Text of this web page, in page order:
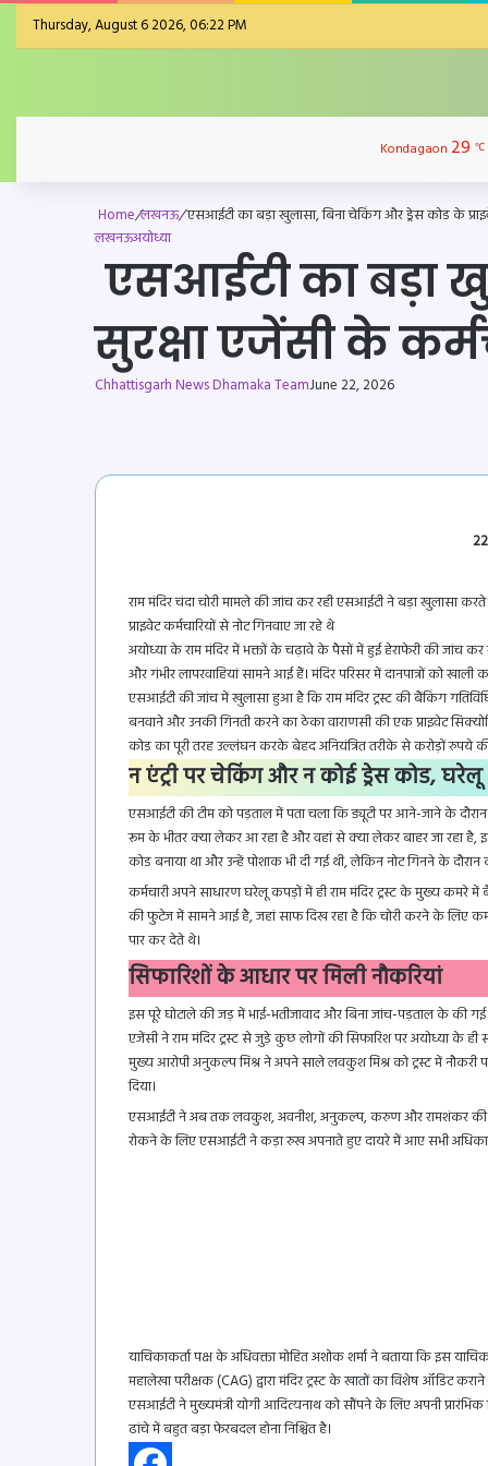
Thursday, August 6 2026, 06:22 PM
Kondagaon 29 ℃
Home/लखनऊ/एसआईटी का बड़ा खुलासा, बिना चेकिंग और ड्रेस कोड के
लखनऊअयोध्या
एसआईटी का बड़ा
सुरक्षा एजेंसी के
Chhattisgarh News Dhamaka TeamJune 22, 2026
राम मंदिर चंदा चोरी मामले की जांच कर रही एसआईटी ने बड़ा खुलासा
प्राइवेट कर्मचारियों से नोट गिनवाए जा रहे थे
अयोध्या के राम मंदिर में भक्तों के चढ़ावे के पैसों में हुई हेराफेरी की जांच
और गंभीर लापरवाहियां सामने आई हैं। मंदिर परिसर में दानपात्रों को
एसआईटी की जांच में खुलासा हुआ है कि राम मंदिर ट्रस्ट की बैंकिंग
बनवाने और उनकी गिनती करने का ठेका वाराणसी की एक प्राइवेट
कोड का पूरी तरह उल्लंघन करके बेहद अनियंत्रित तरीके से करोड़ों रुपये
​न एंट्री पर चेकिंग और न कोई ड्रेस कोड,
एसआईटी की टीम को पड़ताल में पता चला कि ड्यूटी पर आने-जाने के दौरान
रूम के भीतर क्या लेकर आ रहा है और वहां से क्या लेकर बाहर जा रहा है,
कोड बनाया था और उन्हें पोशाक भी दी गई थी, लेकिन नोट गिनने के दौरान
कर्मचारी अपने साधारण घरेलू कपड़ों में ही राम मंदिर ट्रस्ट के मुख्य कमरे
की फुटेज में सामने आई है, जहां साफ दिख रहा है कि चोरी करने के लिए
पार कर देते थे।
सिफारिशों के आधार पर मिली नौकरियां
इस पूरे घोटाले की जड़ में भाई-भतीजावाद और बिना जांच-पड़ताल के की गई
एजेंसी ने राम मंदिर ट्रस्ट से जुड़े कुछ लोगों की सिफारिश पर अयोध्या के
मुख्य आरोपी अनुकल्प मिश्र ने अपने साले लवकुश मिश्र को ट्रस्ट में
दिया।
एसआईटी ने अब तक लवकुश, अवनीश, अनुकल्प, करुण और रामशंकर की
रोकने के लिए एसआईटी ने कड़ा रुख अपनाते हुए दायरे में आए सभी
याचिकाकर्ता पक्ष के अधिवक्ता मोहित अशोक शर्मा ने बताया कि इस
महालेखा परीक्षक (CAG) द्वारा मंदिर ट्रस्ट के खातों का विशेष ऑडिट
एसआईटी ने मुख्यमंत्री योगी आदित्यनाथ को सौंपने के लिए अपनी
ढांचे में बहुत बड़ा फेरबदल होना निश्चित है।